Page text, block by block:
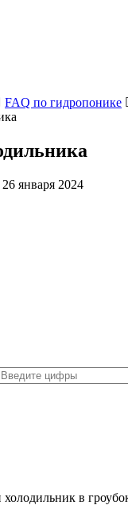
FAQ по гидропонике
26 января 2024
в